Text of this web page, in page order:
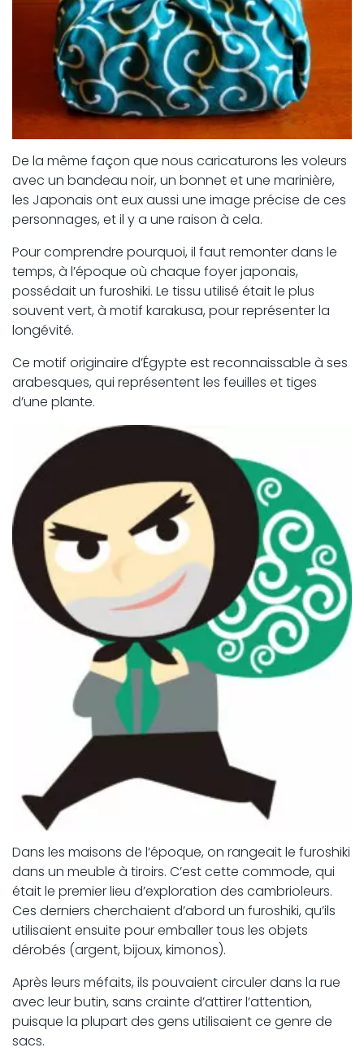
De la même façon que nous caricaturons les voleurs
avec un bandeau noir, un bonnet et une marinière,
les Japonais ont eux aussi une image précise de ces
personnages, et il y a une raison à cela.
Pour comprendre pourquoi, il faut remonter dans le
temps, à l’époque où chaque foyer japonais,
possédait un furoshiki. Le tissu utilisé était le plus
souvent vert, à motif karakusa, pour représenter la
longévité.
Ce motif originaire d’Égypte est reconnaissable à ses
arabesques, qui représentent les feuilles et tiges
d’une plante.
Dans les maisons de l’époque, on rangeait le furoshiki
dans un meuble à tiroirs. C’est cette commode, qui
était le premier lieu d’exploration des cambrioleurs.
Ces derniers cherchaient d’abord un furoshiki, qu’ils
utilisaient ensuite pour emballer tous les objets
dérobés (argent, bijoux, kimonos).
Après leurs méfaits, ils pouvaient circuler dans la rue
avec leur butin, sans crainte d’attirer l’attention,
puisque la plupart des gens utilisaient ce genre de
sacs.